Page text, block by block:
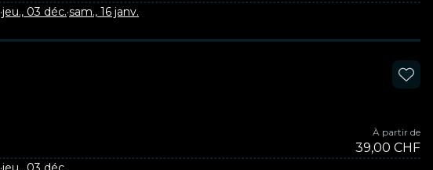
·jeu., 03 déc.·sam., 16 janv.
À partir de
39,00 CHF